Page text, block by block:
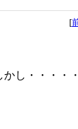
[
し・・・・・